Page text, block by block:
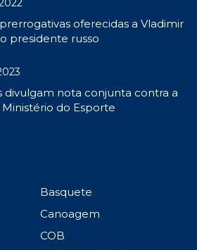
oferecidas a Vladimir
presidente russo
divulgam nota conjunta contra a
do Esporte
Basquete
Canoagem
COB